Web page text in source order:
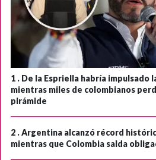
1 . De la Espriella habría impulsado
mientras miles de colombianos
pirámide
2 .Argentina alcanzó récord
mientras que Colombia salda